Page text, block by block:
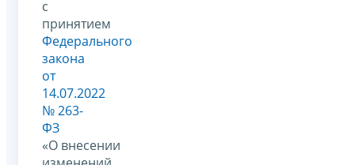
с
принятием
Федерального
закона
от
14.07.2022
№ 263-
ФЗ
«О внесении